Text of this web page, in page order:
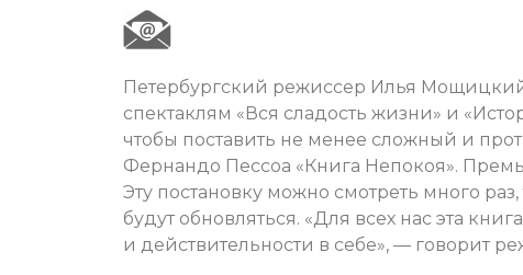
Петербургский режиссер Илья
спектаклям «Вся cладость жизни» и
чтобы поставить не менее сложный и
Фернандо Пессоа «Книга Непокоя».
Эту постановку можно смотреть много
будут обновляться. «Для всех нас эта
и действительности в себе», — говорит